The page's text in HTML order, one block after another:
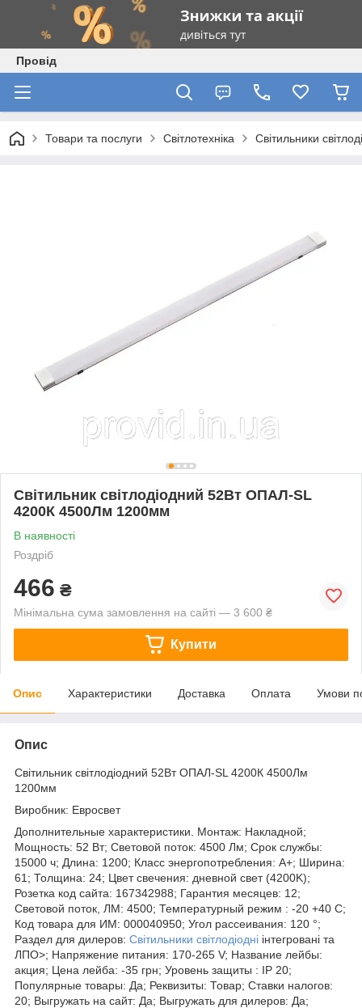
Провід
Товари та послуги Світлотехніка Світильники
Світильник світлодіодний 52Вт ОПАЛ-SL
4200К 4500Лм 1200мм
В наявності
Роздріб
466 ₴
Мінімальна сума замовлення на сайті — 3 600 ₴
Купити
Опис Характеристики Доставка Оплата Умови
Опис
Світильник світлодіодний 52Вт ОПАЛ-SL 4200К 4500Лм
1200мм
Виробник: Евросвет
Дополнительные характеристики. Монтаж: Накладной;
Мощность: 52 Вт; Световой поток: 4500 Лм; Срок службы:
15000 ч; Длина: 1200; Класс энергопотребления: A+; Ширина:
61; Толщина: 24; Цвет свечения: дневной свет (4200K);
Розетка код сайта: 167342988; Гарантия месяцев: 12;
Световой поток, ЛМ: 4500; Температурный режим : -20 +40 C;
Код товара для ИМ: 000040950; Угол рассеивания: 120 °;
Раздел для дилеров: Світильники світлодіодні інтегровані та
ЛПО>; Напряжение питания: 170-265 V; Название лейбы:
акция; Цена лейба: -35 грн; Уровень защиты : IP 20;
Популярные товары: Да; Реквизиты: Товар; Ставки налогов:
20; Выгружать на сайт: Да; Выгружать для дилеров: Да;